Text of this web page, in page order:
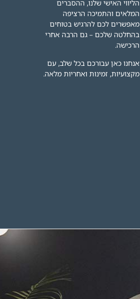
הליווי האישי שלנו, ההסברים
המלאים והתמיכה הרציפה
מאפשרים לכם להרגיש בטוחים
בהחלטה שלכם – גם הרבה אחרי
הרכישה.
אנחנו כאן עבורכם בכל שלב, עם
מקצועיות, זמינות ואחריות מלאה.